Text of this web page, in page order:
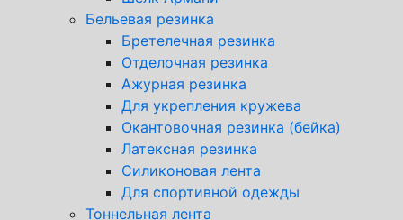
Бельевая резинка
Бретелечная резинка
Отделочная резинка
Ажурная резинка
Для укрепления кружева
Окантовочная резинка (бейка)
Латексная резинка
Силиконовая лента
Для спортивной одежды
Тоннельная лента